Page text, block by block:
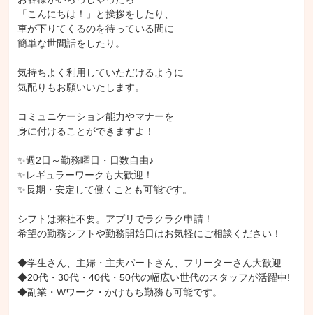
「こんにちは！」と挨拶をしたり、
車が下りてくるのを待っている間に
簡単な世間話をしたり。
気持ちよく利用していただけるように
気配りもお願いいたします。
コミュニケーション能力やマナーを
身に付けることができますよ！
✨週2日～勤務曜日・日数自由♪
✨レギュラーワークも大歓迎！
✨長期・安定して働くことも可能です。
シフトは来社不要。アプリでラクラク申請！
希望の勤務シフトや勤務開始日はお気軽にご相談ください！
◆学生さん、主婦・主夫パートさん、フリーターさん大歓迎
◆20代・30代・40代・50代の幅広い世代のスタッフが活躍中!
◆副業・Wワーク・かけもち勤務も可能です。